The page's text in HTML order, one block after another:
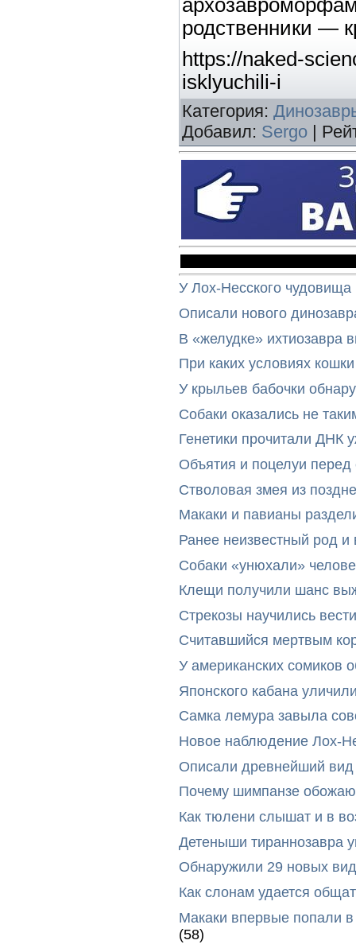
родственники —
https://naked-
isklyuchili-i
Категория:
Добавил: Sergo
У Лох-Несского
Описали нового
В «желудке» ихтиозавра
При каких условиях
У крыльев бабочки
Собаки оказались не
Генетики прочитали ДНК
Объятия и поцелуи
Стволовая змея из
Макаки и павианы
Ранее неизвестный род и
Собаки «унюхали»
Клещи получили шанс
Стрекозы научились
Считавшийся мертвым
У американских сомиков
Японского кабана
Самка лемура завыла
Новое наблюдение Лох-
Описали древнейший
Почему шимпанзе
Как тюлени слышат и в
Детеныши тираннозавра
Обнаружили 29 новых
Как слонам удается
Макаки впервые попали
(58)